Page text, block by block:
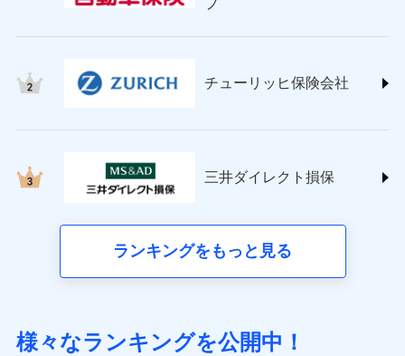
チューリッヒ保険会社 (https://www.zurich.co.jp/)
(https://www.nisshinfire.co.jp/)
(https://www.petfamilyins.co.jp/)
ins.com/)
三井ダイレクト損害保険株式会社
（https://www.sonylife.co.jp）
プ
チューリッヒ保険会社
三井ダイレクト損保
ランキングをもっと見る
様々なランキングを公開中！